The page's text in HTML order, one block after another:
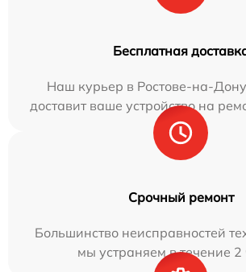
Бесплатная
Наш курьер в Ростове-на-
доставит ваше устройство на
Срочный ремонт
Большинство неисправностей
мы устраняем в течение 2